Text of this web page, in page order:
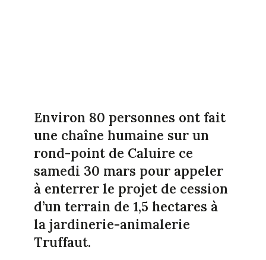
Environ 80 personnes ont fait
une chaîne humaine sur un
rond-point de Caluire ce
samedi 30 mars pour appeler
à enterrer le projet de cession
d’un terrain de 1,5 hectares à
la jardinerie-animalerie
Truffaut.